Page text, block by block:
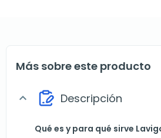
Más sobre este producto
expand_more Descripción
Qué es y para qué sirve